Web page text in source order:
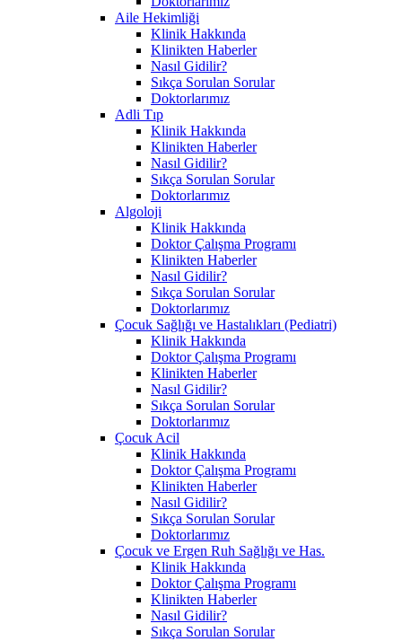
Aile Hekimliği
Klinik Hakkında
Klinikten Haberler
Nasıl Gidilir?
Sıkça Sorulan Sorular
Doktorlarımız
Adli Tıp
Klinik Hakkında
Klinikten Haberler
Nasıl Gidilir?
Sıkça Sorulan Sorular
Doktorlarımız
Algoloji
Klinik Hakkında
Doktor Çalışma Programı
Klinikten Haberler
Nasıl Gidilir?
Sıkça Sorulan Sorular
Doktorlarımız
Çocuk Sağlığı ve Hastalıkları (Pediatri)
Klinik Hakkında
Doktor Çalışma Programı
Klinikten Haberler
Nasıl Gidilir?
Sıkça Sorulan Sorular
Doktorlarımız
Çocuk Acil
Klinik Hakkında
Doktor Çalışma Programı
Klinikten Haberler
Nasıl Gidilir?
Sıkça Sorulan Sorular
Doktorlarımız
Çocuk ve Ergen Ruh Sağlığı ve Has.
Klinik Hakkında
Doktor Çalışma Programı
Klinikten Haberler
Nasıl Gidilir?
Sıkça Sorulan Sorular